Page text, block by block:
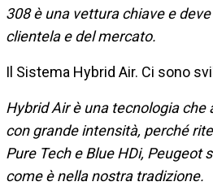
308 è una vettura chiave e
clientela e del mercato.
Il Sistema Hybrid Air. Ci sono
Hybrid Air è una tecnologia
con grande intensità, perché
Pure Tech e Blue HDi,
come è nella nostra tradizione.